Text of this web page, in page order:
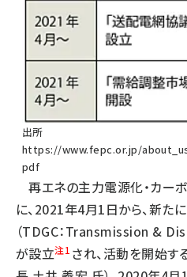
出所
https://www.fepc.or.jp/
pdf
再エネの主力電源化・カー
に、2021年4月1日から、新た
（TDGC：Transmission &
が設立注1 され、活動を開始す